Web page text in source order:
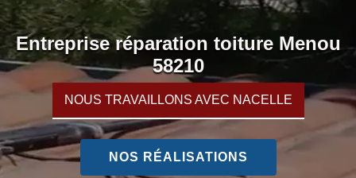
Entreprise réparation toiture Menou
58210
NOUS TRAVAILLONS AVEC NACELLE
NOS RÉALISATIONS